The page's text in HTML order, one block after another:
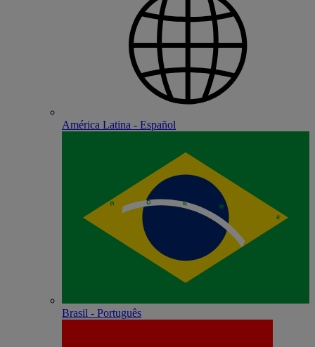
América Latina - Español
Brasil - Português